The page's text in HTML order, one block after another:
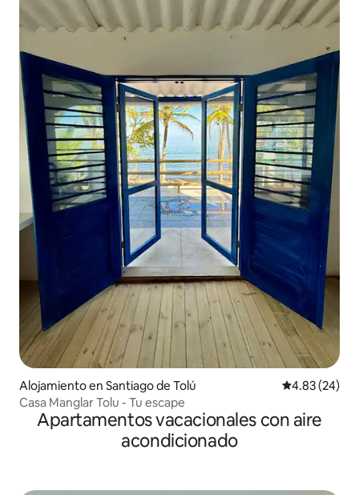
Alojamiento en Santiago de Tolú Calificación
4.83 (24)
Casa Manglar Tolu - Tu escape
Apartamentos vacacionales con aire
acondicionado